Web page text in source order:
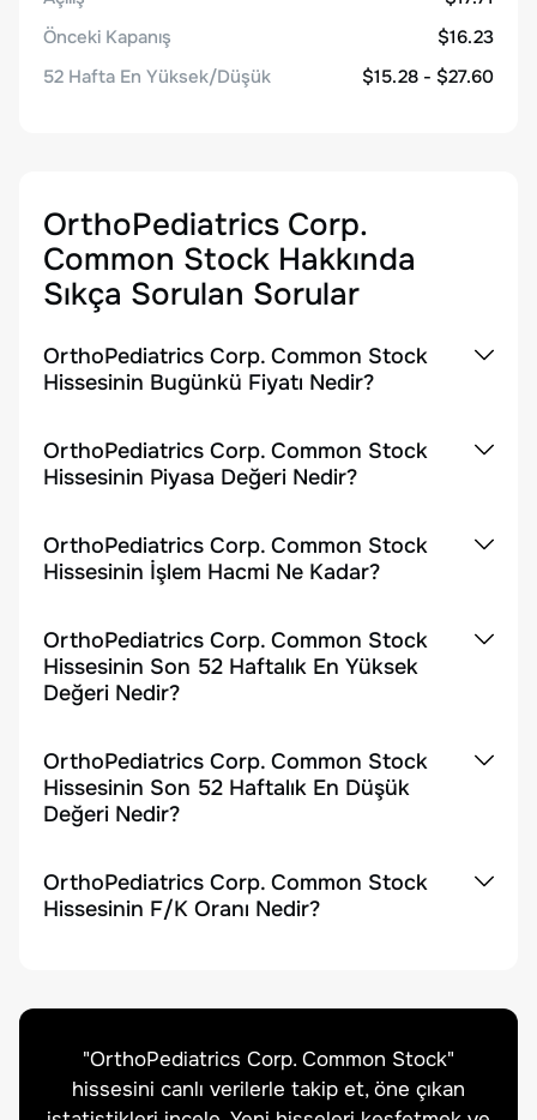
Önceki Kapanış
$16.23
52 Hafta En Yüksek/Düşük
$15.28 - $27.60
OrthoPediatrics Corp.
Common Stock Hakkında
Sıkça Sorulan Sorular
OrthoPediatrics Corp. Common Stock
Hissesinin Bugünkü Fiyatı Nedir?
OrthoPediatrics Corp. Common Stock
Hissesinin Piyasa Değeri Nedir?
OrthoPediatrics Corp. Common Stock
Hissesinin İşlem Hacmi Ne Kadar?
OrthoPediatrics Corp. Common Stock
Hissesinin Son 52 Haftalık En Yüksek
Değeri Nedir?
OrthoPediatrics Corp. Common Stock
Hissesinin Son 52 Haftalık En Düşük
Değeri Nedir?
OrthoPediatrics Corp. Common Stock
Hissesinin F/K Oranı Nedir?
"OrthoPediatrics Corp. Common Stock"
hissesini canlı verilerle takip et, öne çıkan